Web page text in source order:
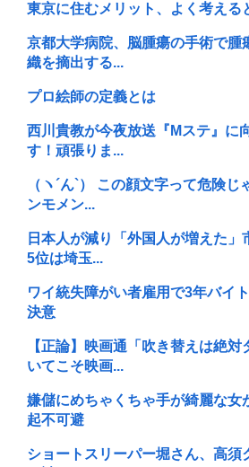
東京に住むメリット、よく考える
京都大学病院、脳腫瘍の手術で腫
織を摘出する...
プロ絵師の定義とは
西川貴教が今夜放送『Mステ』に
す！頑張りま...
（ヽ´ん`） この顔文字って危険
ンモメン...
日本人が減り「外国人が増えた」
5位は埼玉...
ワイ統失障がい者雇用で3年バイ
決意
【正論】映画通「吹き替えは絶対
いてこそ映画...
嫌儲にめちゃくちゃ手が綺麗な女
起不可避
ショートスリーパー堀さん、高須